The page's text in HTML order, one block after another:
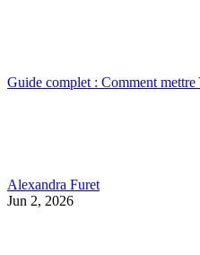
Guide complet : Comment
Alexandra Furet
Jun 2, 2026